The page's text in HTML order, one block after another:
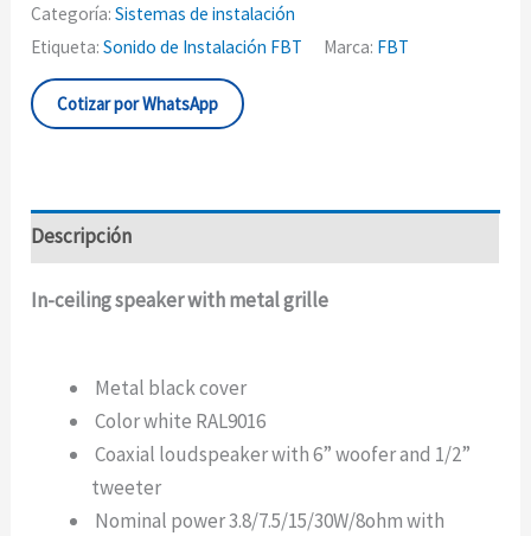
Categoría:Sistemas de instalación
Etiqueta:Sonido de Instalación FBT Marca: FBT
Cotizar por WhatsApp
Descripción
In-ceiling speaker with metal grille
Metal black cover
Color white RAL9016
Coaxial loudspeaker with 6” woofer and 1/2”
tweeter
Nominal power 3.8/7.5/15/30W/8ohm with